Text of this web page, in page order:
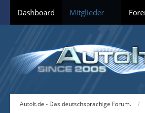
Dashboard Mitglieder
AutoIt.de - Das deutschsprachige Forum.